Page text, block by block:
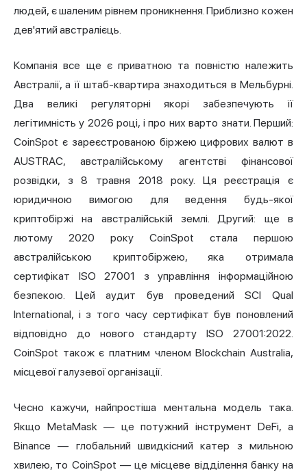
людей, є шаленим рівнем проникнення. Приблизно кожен
дев'ятий австралієць.
Компанія все ще є приватною та повністю належить
Австралії, а її штаб-квартира знаходиться в Мельбурні.
Два великі регуляторні якорі забезпечують її
легітимність у 2026 році, і про них варто знати. Перший:
CoinSpot є зареєстрованою біржею цифрових валют в
AUSTRAC, австралійському агентстві фінансової
розвідки, з 8 травня 2018 року. Ця реєстрація є
юридичною вимогою для ведення будь-якої
криптобіржі на австралійській землі. Другий: ще в
лютому 2020 року CoinSpot стала першою
австралійською криптобіржею, яка отримала
сертифікат ISO 27001 з управління інформаційною
безпекою. Цей аудит був проведений SCI Qual
International, і з того часу сертифікат був поновлений
відповідно до нового стандарту ISO 27001:2022.
CoinSpot також є платним членом Blockchain Australia,
місцевої галузевої організації.
Чесно кажучи, найпростіша ментальна модель така.
Якщо MetaMask — це потужний інструмент DeFi, а
Binance — глобальний швидкісний катер з мильною
хвилею, то CoinSpot — це місцеве відділення банку на